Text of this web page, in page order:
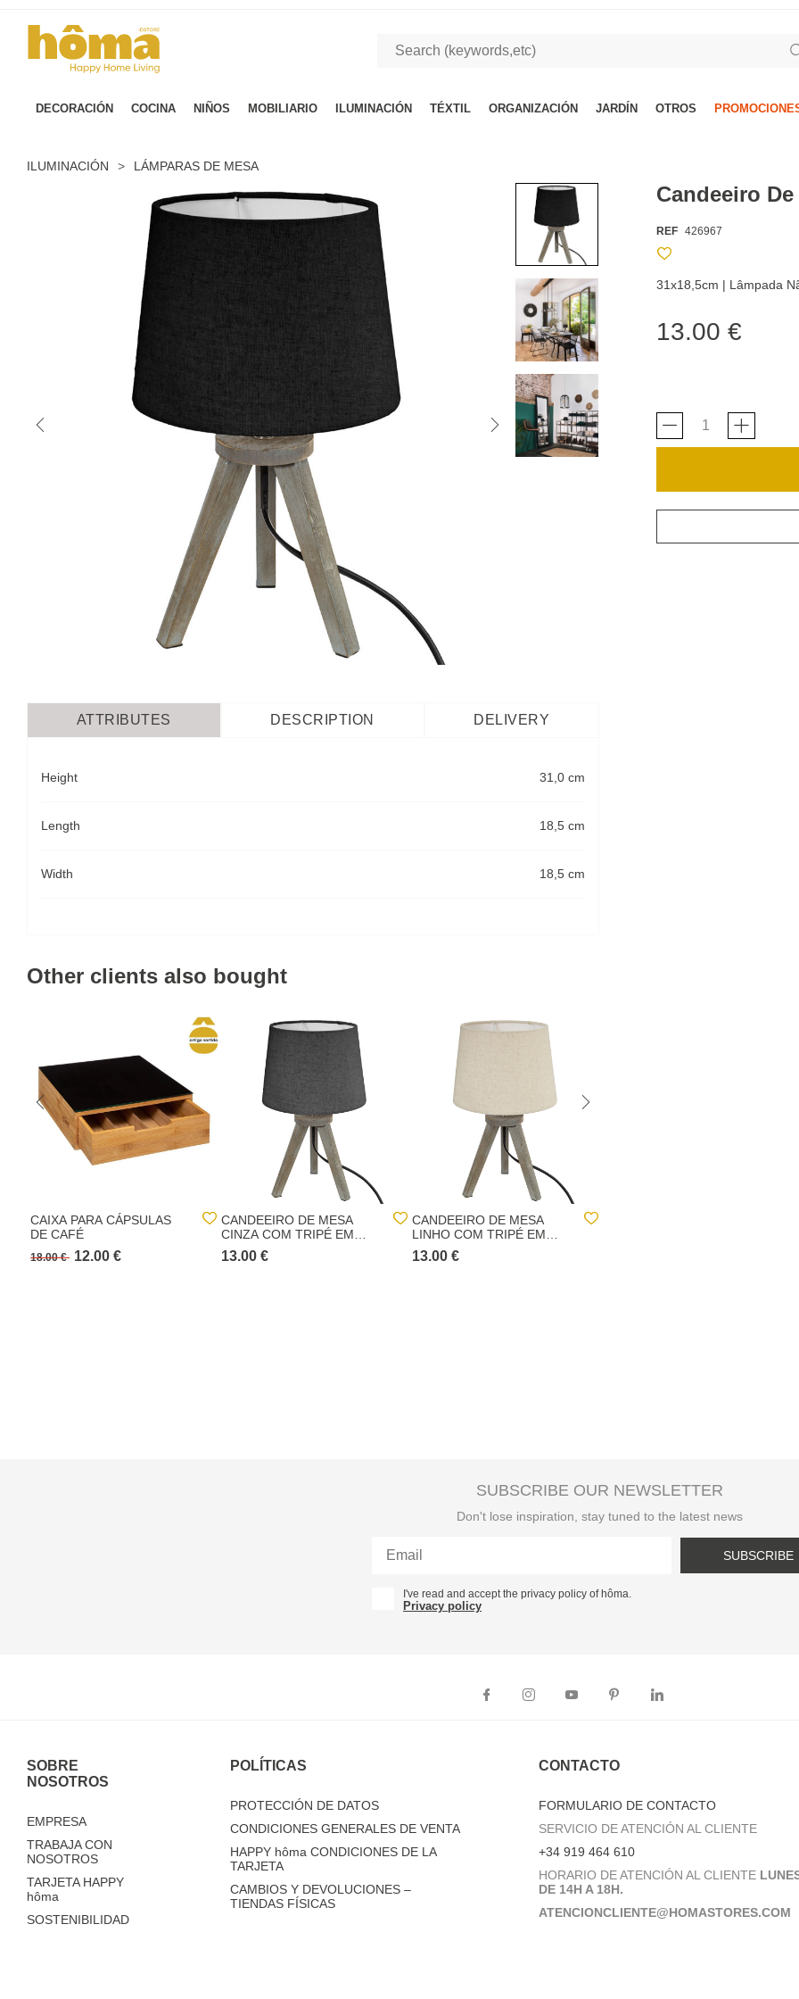
DECORACIÓN COCINA NIÑOS MOBILIARIO ILUMINACIÓN TÉXTIL ORGANIZACIÓN JARDÍN OTROS
ILUMINACIÓN > LÁMPARAS DE MESA
Candeeiro
REF 426967
31x18,5cm | Lâmpada
13.00 €
ATTRIBUTES DESCRIPTION DELIVERY
Height 31,0 cm
Length 18,5 cm
Width 18,5 cm
Other clients also bought
CAIXA PARA CÁPSULAS
DE CAFÉ
18.00 € 12.00 €
CANDEEIRO DE MESA
CINZA COM TRIPÉ EM
MADEIRA PINHO
13.00 €
CANDEEIRO DE MESA
LINHO COM TRIPÉ EM
MADEIRA PINHO
13.00 €
SUBSCRIBE OUR NEWSLETTER
Don't lose inspiration, stay tuned to the latest news
SUBSCRIBE
I've read and accept the privacy policy of hôma.
Privacy policy
SOBRE
NOSOTROS
EMPRESA
TRABAJA CON
NOSOTROS
TARJETA HAPPY
hôma
SOSTENIBILIDAD
POLÍTICAS
PROTECCIÓN DE DATOS
CONDICIONES GENERALES DE VENTA
HAPPY hôma CONDICIONES DE LA
TARJETA
CAMBIOS Y DEVOLUCIONES –
TIENDAS FÍSICAS
CONTACTO
FORMULARIO DE CONTACTO
SERVICIO DE ATENCIÓN AL CLIENTE
+34 919 464 610
HORARIO DE ATENCIÓN AL CLIENTE
DE 14H A 18H.
ATENCIONCLIENTE@HOMASTORES.COM